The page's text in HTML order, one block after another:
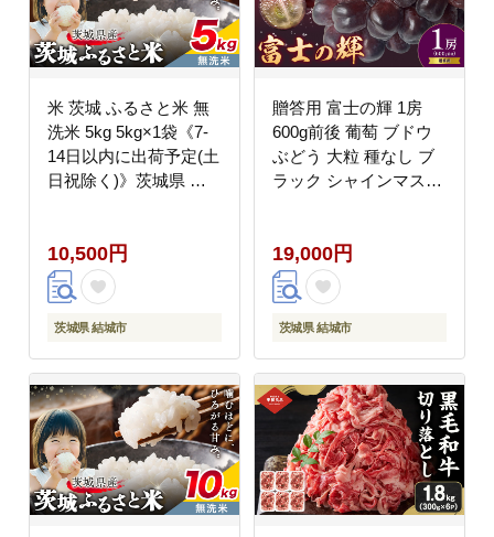
米 茨城 ふるさと米 無
洗米 5kg 5kg×1袋《7-
14日以内に出荷予定(土
日祝除く)》茨城県 結
yuki_local_169_5kg---
10,500円
茨城県 結城市
贈答用 富士の輝 1房
600g前後 葡萄 ブドウ
ぶどう 大粒 種なし ブ
ラック シャインマスカ
取り寄せ ギフト 国産
季節限定 茨城県 結城市
《8月下旬-9月下旬頃出
荷予定》會澤ぶどう・
送不可地域あり】(離
島)---yuki_aizw_16_1p--
19,000円
茨城県 結城市